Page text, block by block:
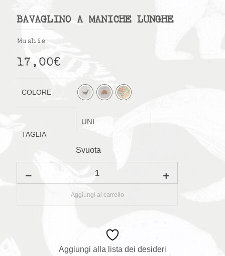
BAVAGLINO A MANICHE LUNGHE
Mushie
17,00€
COLORE
TAGLIA
Svuota
maniche
Aggiungi al carrello
Aggiungi alla lista dei desideri